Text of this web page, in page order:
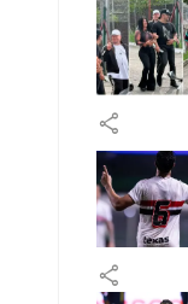
share
share